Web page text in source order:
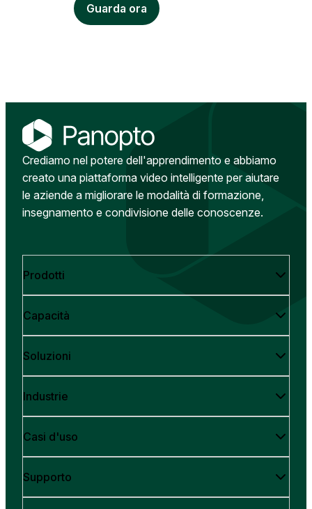
Guarda ora
Crediamo nel potere dell'apprendimento e abbiamo
creato una piattaforma video intelligente per aiutare
le aziende a migliorare le modalità di formazione,
insegnamento e condivisione delle conoscenze.
Prodotti
Capacità
Soluzioni
Industrie
Casi d'uso
Supporto